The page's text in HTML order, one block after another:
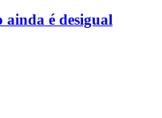
ainda é desigual